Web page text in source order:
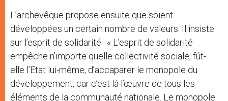
L’archevêque propose ensuite que soient
développées un certain nombre de valeurs. Il insiste
sur l’esprit de solidarité : « L’esprit de solidarité
empêche n’importe quelle collectivité sociale, fût-
elle l’Etat lui-même, d’accaparer le monopole du
développement, car c’est là l’œuvre de tous les
éléments de la communauté nationale. Le monopole